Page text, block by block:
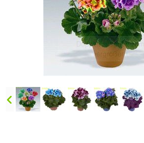
Doppelt antippen zum
vergrößern